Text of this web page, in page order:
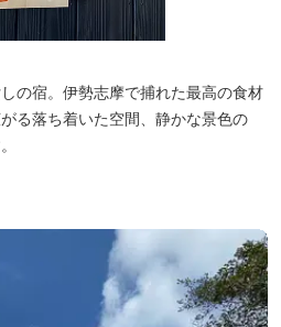
の宿。伊勢志摩で捕れた最高の食材
る落ち着いた空間、静かな景色の